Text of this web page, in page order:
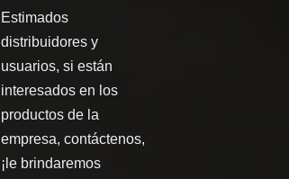
Estimados
distribuidores y
usuarios, si están
interesados en los
productos de la
empresa, contáctenos,
¡le brindaremos